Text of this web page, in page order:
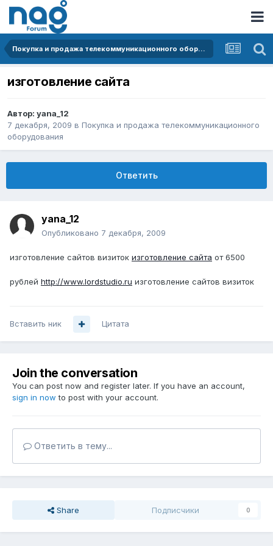
Покупка и продажа телекоммуникационного оборудования
изготовление сайта
Автор: yana_12
7 декабря, 2009 в Покупка и продажа телекоммуникационного
оборудования
Ответить
yana_12
Опубликовано 7 декабря, 2009
изготовление сайтов визиток изготовление сайта от 6500
рублей http://www.lordstudio.ru изготовление сайтов визиток
Вставить ник Цитата
Join the conversation
You can post now and register later. If you have an account,
sign in now to post with your account.
Ответить в тему...
Share Подписчики 0